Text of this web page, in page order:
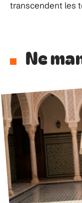
transcendent les
Ne